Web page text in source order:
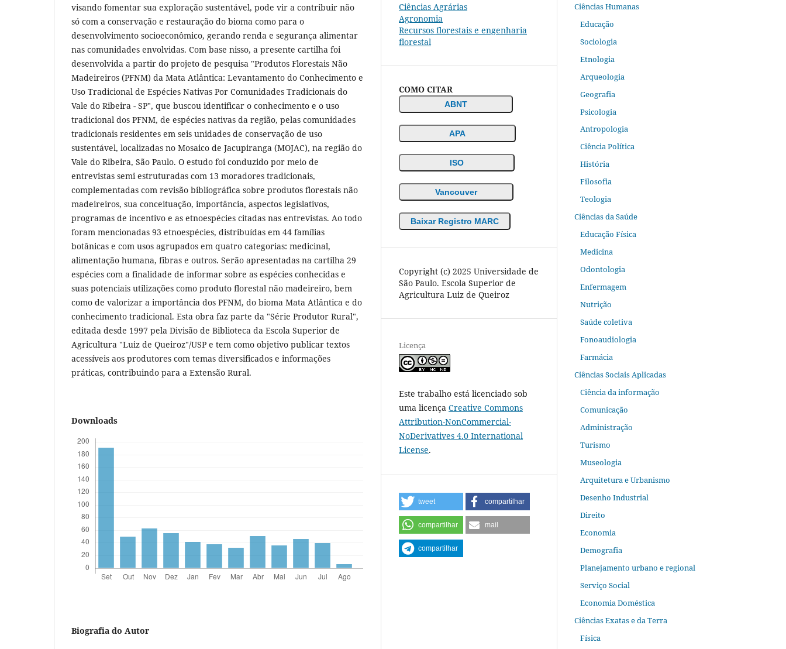
visando fomentar sua exploração sustentável, pode vir a contribuir não
só com a conservação e restauração do bioma como para o
desenvolvimento socioeconômico, gerando renda e segurança alimentar
nas comunidades envolvidas. Com base nisso, a presente cartilha foi
desenvolvida a partir do projeto de pesquisa "Produtos Florestais Não
Madeireiros (PFNM) da Mata Atlântica: Levantamento do Conhecimento e
Uso Tradicional de Espécies Nativas Por Comunidades Tradicionais do
Vale do Ribeira - SP", que buscou identificar o conhecimento e o uso
tradicional dos PFNM, de espécies nativas da região, pelas comunidades
tradicionais residentes em seis unidades de conservação de uso
sustentável, localizadas no Mosaico de Jacupiranga (MOJAC), na região do
Vale do Ribeira, São Paulo. O estudo foi conduzido por meio de
entrevistas semi estruturadas com 13 moradores tradicionais,
complementadas com revisão bibliográfica sobre produtos florestais não
madeireiros, sua conceituação, importância, aspectos legislativos,
programas de incentivo e as etnoespécies citadas nas entrevistas. Ao todo
foram mencionadas 93 etnoespécies, distribuídas em 44 famílias
botânicas e com usos agrupados em quatro categorias: medicinal,
alimentação humana, fibras e outros. Serão apresentadas na cartilha 29
espécies com a finalidade de informar sobre as espécies conhecidas e
suas potenciais utilizações como produto florestal não madeireiro, bem
como de valorizar a importância dos PFNM, do bioma Mata Atlântica e do
conhecimento tradicional. Esta obra faz parte da "Série Produtor Rural",
editada desde 1997 pela Divisão de Biblioteca da Escola Superior de
Agricultura "Luiz de Queiroz"/USP e tem como objetivo publicar textos
acessíveis aos produtores com temas diversificados e informações
práticas, contribuindo para a Extensão Rural.
Downloads
Biografia do Autor
Ciências Agrárias
Agronomia
Recursos florestais e engenharia
florestal
COMO CITAR
ABNT
APA
ISO
Vancouver
Baixar Registro MARC
Copyright (c) 2025 Universidade de
São Paulo. Escola Superior de
Agricultura Luiz de Queiroz
Licença
Este trabalho está licenciado sob
uma licença Creative Commons
Attribution-NonCommercial-
NoDerivatives 4.0 International
License.
tweet compartilhar
compartilhar mail
compartilhar
Ciências Humanas
Educação
Sociologia
Etnologia
Arqueologia
Geografia
Psicologia
Antropologia
Ciência Política
História
Filosofia
Teologia
Ciências da Saúde
Educação Física
Medicina
Odontologia
Enfermagem
Nutrição
Saúde coletiva
Fonoaudiologia
Farmácia
Ciências Sociais Aplicadas
Ciência da informação
Comunicação
Administração
Turismo
Museologia
Arquitetura e Urbanismo
Desenho Industrial
Direito
Economia
Demografia
Planejamento urbano e regional
Serviço Social
Economia Doméstica
Ciências Exatas e da Terra
Física